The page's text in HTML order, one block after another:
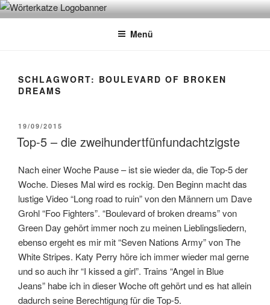
Zum
InhaltWÖRTERKATZE
Von Büchern erzählen
Menü
SCHLAGWORT: BOULEVARD OF BROKEN
DREAMS
VERÖFFENTLICHT
AM
19/09/2015
Top-5 – die zweihundertfünfundachtzigste
Nach einer Woche Pause – ist sie wieder da, die Top-5 der
Woche. Dieses Mal wird es rockig. Den Beginn macht das
lustige Video “Long road to ruin” von den Männern um Dave
Grohl “Foo Fighters”. “Boulevard of broken dreams” von
Green Day gehört immer noch zu meinen Lieblingsliedern,
ebenso ergeht es mir mit “Seven Nations Army” von The
White Stripes. Katy Perry höre ich immer wieder mal gerne
und so auch ihr “I kissed a girl”. Trains “Angel in Blue
Jeans” habe ich in dieser Woche oft gehört und es hat allein
dadurch seine Berechtigung für die Top-5.